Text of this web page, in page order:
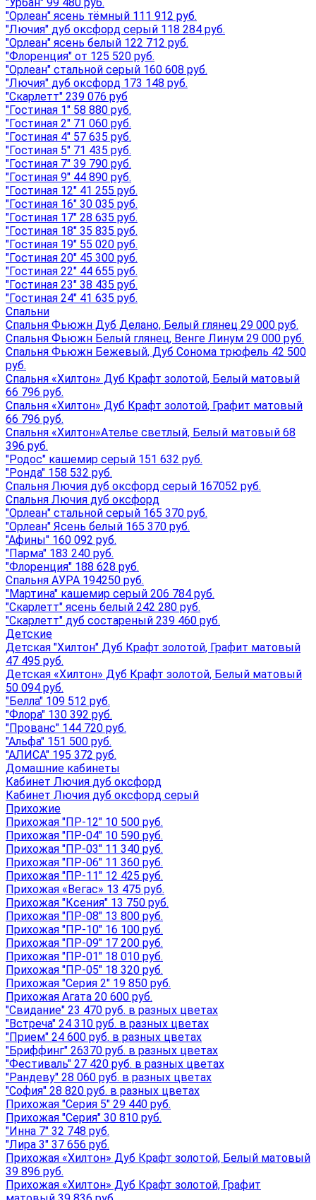
"Орлеан" ясень тёмный 111 912 руб.
"Лючия" дуб оксфорд серый 118 284 руб.
"Орлеан" ясень белый 122 712 руб.
"Флоренция" от 125 520 руб.
"Орлеан" стальной серый 160 608 руб.
"Лючия" дуб оксфорд 173 148 руб.
"Скарлетт" 239 076 руб
"Гостиная 1" 58 880 руб.
"Гостиная 2" 71 060 руб.
"Гостиная 4" 57 635 руб.
"Гостиная 5" 71 435 руб.
"Гостиная 7" 39 790 руб.
"Гостиная 9" 44 890 руб.
"Гостиная 12" 41 255 руб.
"Гостиная 16" 30 035 руб.
"Гостиная 17" 28 635 руб.
"Гостиная 18" 35 835 руб.
"Гостиная 19" 55 020 руб.
"Гостиная 20" 45 300 руб.
"Гостиная 22" 44 655 руб.
"Гостиная 23" 38 435 руб.
"Гостиная 24" 41 635 руб.
Спальни
Спальня Фьюжн Дуб Делано, Белый глянец 29 000 руб.
Спальня Фьюжн Белый глянец, Венге Линум 29 000 руб.
Спальня Фьюжн Бежевый, Дуб Сонома трюфель 42 500
руб.
Спальня «Хилтон» Дуб Крафт золотой, Белый матовый
66 796 руб.
Спальня «Хилтон» Дуб Крафт золотой, Графит матовый
66 796 руб.
Спальня «Хилтон»Ателье светлый, Белый матовый 68
396 руб.
"Родос" кашемир серый 151 632 руб.
"Ронда" 158 532 руб.
Спальня Лючия дуб оксфорд серый 167052 руб.
Спальня Лючия дуб оксфорд
"Орлеан" стальной серый 165 370 руб.
"Орлеан" Ясень белый 165 370 руб.
"Афины" 160 092 руб.
"Парма" 183 240 руб.
"Флоренция" 188 628 руб.
Спальня АУРА 194250 руб.
"Мартина" кашемир серый 206 784 руб.
"Скарлетт" ясень белый 242 280 руб.
"Скарлетт" дуб состареный 239 460 руб.
Детские
Детская "Хилтон" Дуб Крафт золотой, Графит матовый
47 495 руб.
Детская «Хилтон» Дуб Крафт золотой, Белый матовый
50 094 руб.
"Белла" 109 512 руб.
"Флора" 130 392 руб.
"Прованс" 144 720 руб.
"Альфа" 151 500 руб.
"АЛИСА" 195 372 руб.
Домашние кабинеты
Кабинет Лючия дуб оксфорд
Кабинет Лючия дуб оксфорд серый
Прихожие
Прихожая "ПР-12" 10 500 руб.
Прихожая "ПР-04" 10 590 руб.
Прихожая "ПР-03" 11 340 руб.
Прихожая "ПР-06" 11 360 руб.
Прихожая "ПР-11" 12 425 руб.
Прихожая «Вегас» 13 475 руб.
Прихожая "Ксения" 13 750 руб.
Прихожая "ПР-08" 13 800 руб.
Прихожая "ПР-10" 16 100 руб.
Прихожая "ПР-09" 17 200 руб.
Прихожая "ПР-01" 18 010 руб.
Прихожая "ПР-05" 18 320 руб.
Прихожая "Серия 2" 19 850 руб.
Прихожая Агата 20 600 руб.
"Свидание" 23 470 руб. в разных цветах
"Встреча" 24 310 руб. в разных цветах
"Прием" 24 600 руб. в разных цветах
"Бриффинг" 26370 руб. в разных цветах
"Фестиваль" 27 420 руб. в разных цветах
"Рандеву" 28 060 руб. в разных цветах
"София" 28 820 руб. в разных цветах
Прихожая "Серия 5" 29 440 руб.
Прихожая "Серия" 30 810 руб.
"Инна 7" 32 748 руб.
"Лира 3" 37 656 руб.
Прихожая «Хилтон» Дуб Крафт золотой, Белый матовый
39 896 руб.
Прихожая «Хилтон» Дуб Крафт золотой, Графит